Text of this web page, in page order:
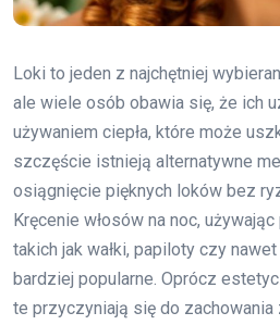
Loki to jeden z najchętniej
ale wiele osób obawia się, że ich
używaniem ciepła, które może
szczęście istnieją alternatywne
osiągnięcie pięknych loków bez
Kręcenie włosów na noc,
takich jak wałki, papiloty czy
bardziej popularne. Oprócz
te przyczyniają się do zachowania